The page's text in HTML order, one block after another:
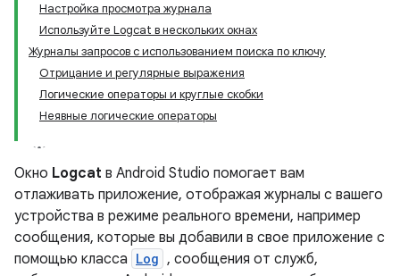
Настройка просмотра журнала
Используйте Logcat в нескольких окнах
Журналы запросов с использованием поиска по ключу
Отрицание и регулярные выражения
Логические операторы и круглые скобки
Неявные логические операторы
Окно Logcat в Android Studio помогает вам
отлаживать приложение, отображая журналы с вашего
устройства в режиме реального времени, например
сообщения, которые вы добавили в свое приложение с
помощью класса Log , сообщения от служб,